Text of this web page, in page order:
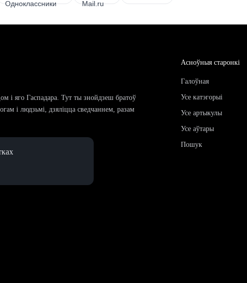
і яго Гаспадара. Тут ты знойдзеш братоў
і людзьмі, дзяліцца сведчаннем, разам
Асноўныя старонкі
Галоўная
Усе катэгорыі
Усе артыкулы
Усе аўтары
Пошук